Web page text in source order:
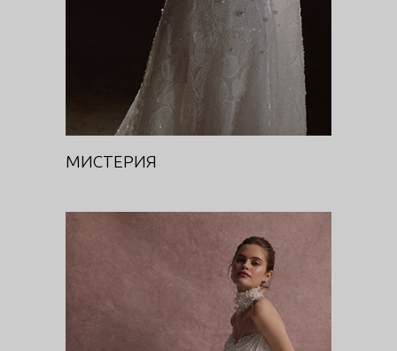
МИСТЕРИЯ